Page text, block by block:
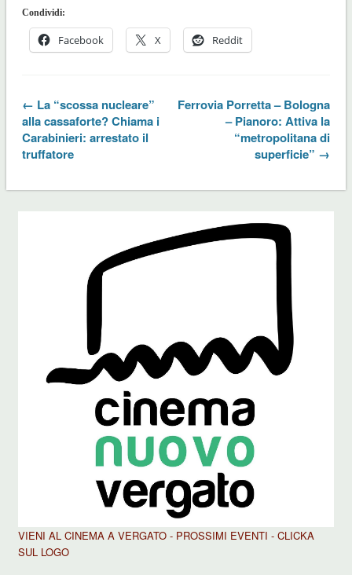
Condividi:
Facebook X Reddit
← La “scossa nucleare”
alla cassaforte? Chiama i
Carabinieri: arrestato il
truffatore
Ferrovia Porretta – Bologna
– Pianoro: Attiva la
“metropolitana di
superficie” →
VIENI AL CINEMA A VERGATO - PROSSIMI EVENTI - CLICKA
SUL LOGO